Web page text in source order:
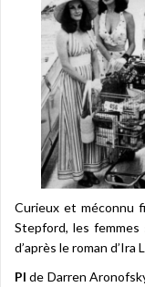
Curieux et méconnu
Stepford, les
d’après le roman d’Ira
PIde Darren